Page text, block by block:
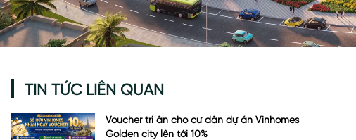
TIN TỨC LIÊN QUAN
Voucher tri ân cho cư dân dự án Vinhomes
Golden city lên tới 10%